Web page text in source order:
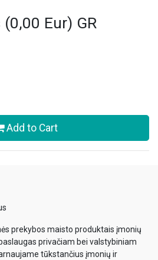
Eur) GR
Add to Cart
prekybos maisto produktais įmonių
privačiam bei valstybiniam
tūkstančius įmonių ir